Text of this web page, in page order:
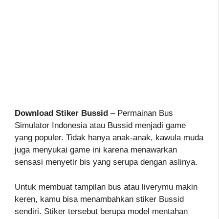
Download Stiker Bussid – Permainan Bus
Simulator Indonesia atau Bussid menjadi game
yang populer. Tidak hanya anak-anak, kawula muda
juga menyukai game ini karena menawarkan
sensasi menyetir bis yang serupa dengan aslinya.
Untuk membuat tampilan bus atau liverymu makin
keren, kamu bisa menambahkan stiker Bussid
sendiri. Stiker tersebut berupa model mentahan